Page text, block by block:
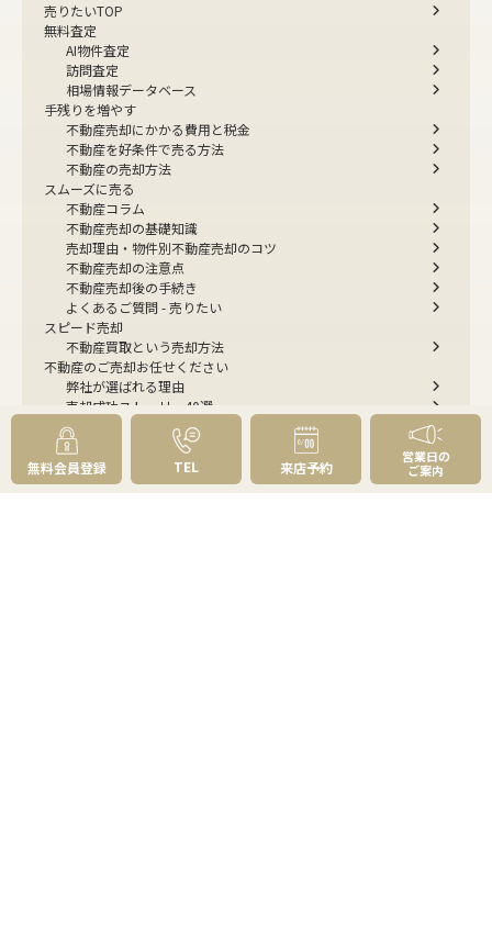
売りたいTOP
無料査定
AI物件査定
訪問査定
相場情報データベース
手残りを増やす
不動産売却にかかる費用と税金
不動産を好条件で売る方法
不動産の売却方法
スムーズに売る
不動産コラム
不動産売却の基礎知識
売却理由・物件別不動産売却のコツ
不動産売却の注意点
不動産売却後の手続き
よくあるご質問 - 売りたい
スピード売却
不動産買取という売却方法
不動産のご売却お任せください
弊社が選ばれる理由
売却成功ストーリー40選
売却成約事例
お預かり物件掲載実例
無料実査定予約
無料会員登録 TEL 来店予約
営業日の
ご案内